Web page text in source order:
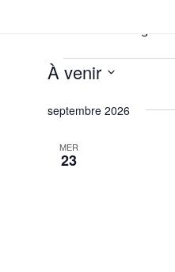
Évènements
À venir
une
septembre 2026
MER
23